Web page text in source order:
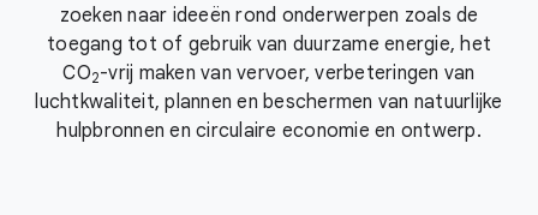
zoeken naar ideeën rond onderwerpen zoals de
toegang tot of gebruik van duurzame energie, het
CO2-vrij maken van vervoer, verbeteringen van
luchtkwaliteit, plannen en beschermen van natuurlijke
hulpbronnen en circulaire economie en ontwerp.